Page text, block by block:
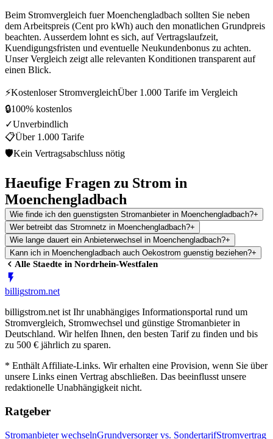
Beim Stromvergleich fuer Moenchengladbach sollten Sie neben
dem Arbeitspreis (Cent pro kWh) auch den monatlichen Grundpreis
beachten. Ausserdem lohnt es sich, auf Vertragslaufzeit,
Kuendigungsfristen und eventuelle Neukundenbonus zu achten.
Unser Vergleich zeigt alle relevanten Konditionen transparent auf
einen Blick.
⚡Kostenloser StromvergleichÜber 1.000 Tarife im Vergleich
🔒100% kostenlos
✓Unverbindlich
📋Über 1.000 Tarife
🛡Kein Vertragsabschluss nötig
Haeufige Fragen zu Strom in
Moenchengladbach
Wie finde ich den guenstigsten Stromanbieter in Moenchengladbach?+
Wer betreibt das Stromnetz in Moenchengladbach?+
Wie lange dauert ein Anbieterwechsel in Moenchengladbach?+
Kann ich in Moenchengladbach auch Oekostrom guenstig beziehen?+
Alle Staedte in Nordrhein-Westfalen
billigstrom.net
billigstrom.net ist Ihr unabhängiges Informationsportal rund um
Stromvergleich, Stromwechsel und günstige Stromanbieter in
Deutschland. Wir helfen Ihnen, den besten Tarif zu finden und bis
zu 500 € jährlich zu sparen.
* Enthält Affiliate-Links. Wir erhalten eine Provision, wenn Sie über
unsere Links einen Vertrag abschließen. Das beeinflusst unsere
redaktionelle Unabhängigkeit nicht.
Ratgeber
Stromanbieter wechselnGrundversorger vs. SondertarifStromvertrag